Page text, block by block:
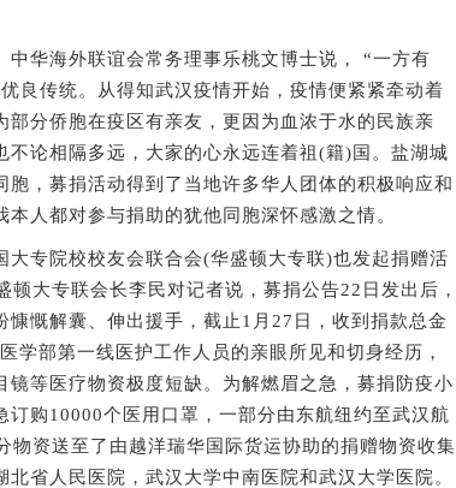
华海外联谊会常务理事乐桃文博士说， “一方有
良传统。从得知武汉疫情开始，疫情便紧紧牵动着
部分侨胞在疫区有亲友，更因为血浓于水的民族亲
不论相隔多远，大家的心永远连着祖(籍)国。盐湖城
胞，募捐活动得到了当地许多华人团体的积极响应和
人都对参与捐助的犹他同胞深怀感激之情。
专院校校友会联合会(华盛顿大专联)也发起捐赠活
顿大专联会长李民对记者说，募捐公告22日发出后，
慷慨解囊、伸出援手，截止1月27日，收到捐款总金
学部第一线医护工作人员的亲眼所见和切身经历，
镜等医疗物资极度短缺。为解燃眉之急，募捐防疫小
订购10000个医用口罩，一部分由东航纽约至武汉航
物资送至了由越洋瑞华国际货运协助的捐赠物资收集
省人民医院，武汉大学中南医院和武汉大学医院。